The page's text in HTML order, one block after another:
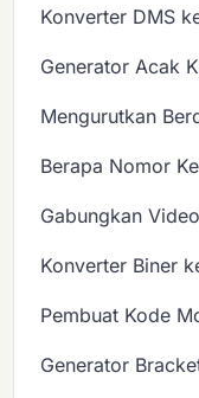
Konverter DMS
Generator Acak
Mengurutkan
Berapa Nomor
Gabungkan Video
Konverter Biner
Pembuat Kode
Generator